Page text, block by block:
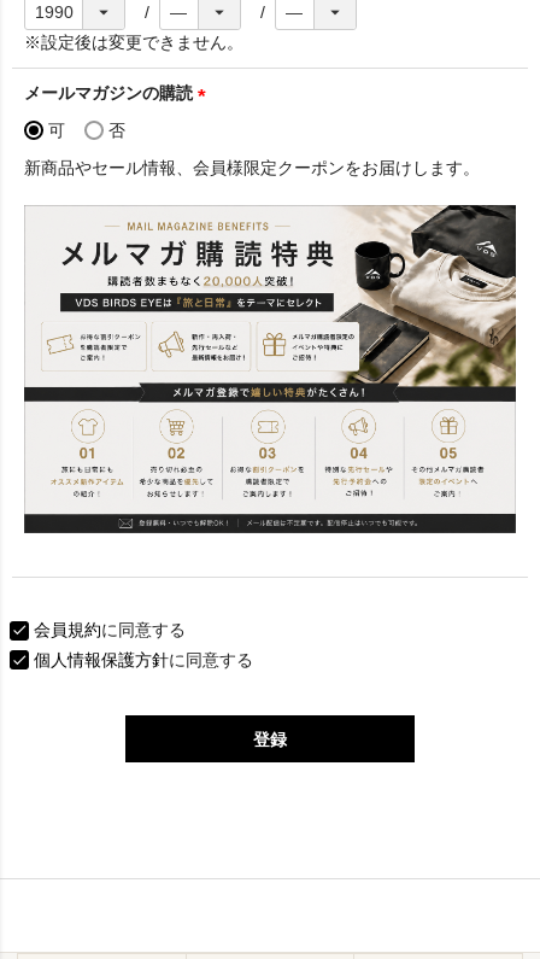
(
必
須
)
※設定後は変更できません。
メールマガジンの購読
須
可
否
新商品やセール情報、会員様限定クーポンをお届けします。
会員規約に同意する
個人情報保護方針に同意する
登録